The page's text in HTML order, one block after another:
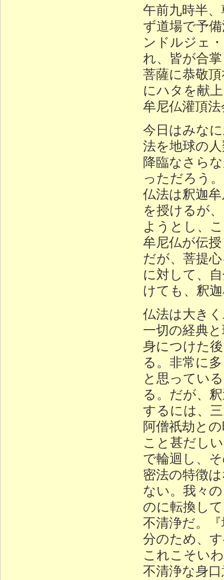
午前九時半
ず道場で予
ンドルジェ
れ、皆が合
菩薩に恭敬
にハタを献
牟尼仏灌頂
今日はみな
法を地球の
降臨なさら
っただろう
仏法は釈迦
を授けるが
ようとし、
牟尼仏が伝
だが、菩提
に対して、
けても、釈
仏法は大き
一切の経典
身につけた
る。非常に
と思ってい
る。だが、
するには、
阿僧祇劫と
こと甚だし
で輪迴し、
密法の特徴
ない。我々
のに転換し
不清浄だ。
分のため、
これこそい
不清浄な身